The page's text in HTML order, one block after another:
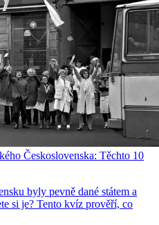
Československa: Těchto 10
byly pevně dané státem a
si je? Tento kvíz prověří, co